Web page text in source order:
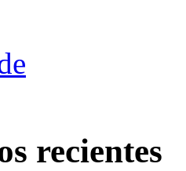
recientes